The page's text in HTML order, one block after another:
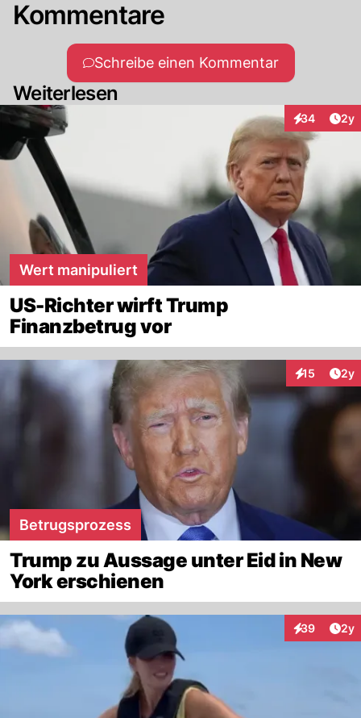
Kommentare
Schreibe einen Kommentar
Weiterlesen
34
Interaktionen
2y
Wert manipuliert
US-Richter wirft Trump
Finanzbetrug vor
15 2y
Betrugsprozess
Trump zu Aussage unter Eid in New
York erschienen
39
Interaktionen
2y